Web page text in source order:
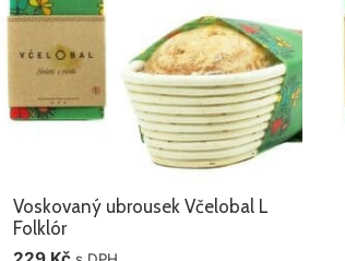
Voskovaný ubrousek Včelobal L
Folklór